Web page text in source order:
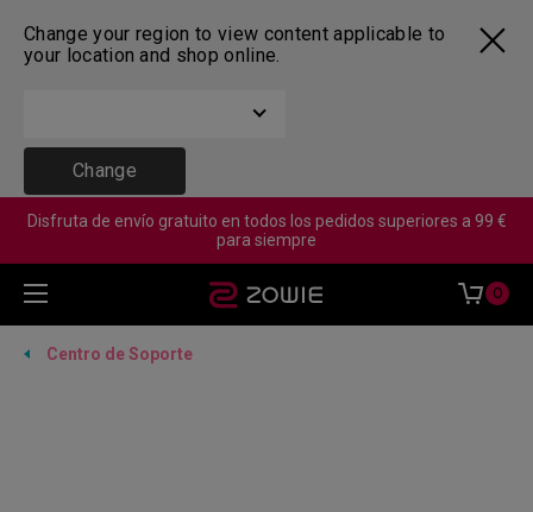
Change your region to view content applicable to
your location and shop online.
Change
Disfruta de envío gratuito en todos los pedidos superiores a 99 €
para siempre
0
Centro de Soporte